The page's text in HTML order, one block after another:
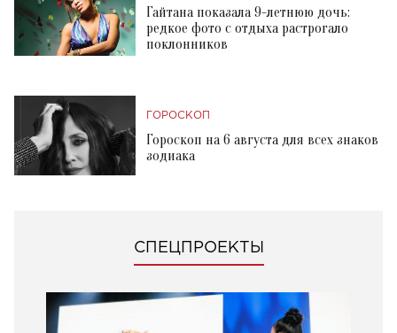
Гайтана показала 9-летнюю дочь:
редкое фото с отдыха растрогало
поклонников
ГОРОСКОП
Гороскоп на 6 августа для всех знаков
зодиака
СПЕЦПРОЕКТЫ